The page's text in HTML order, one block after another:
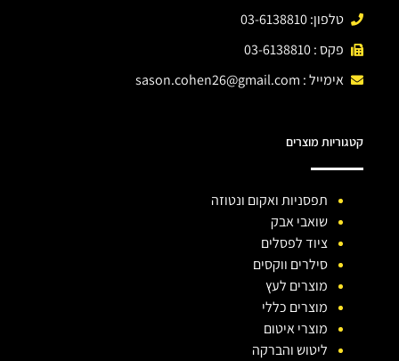
טלפון: 03-6138810
פקס : 03-6138810
אימייל : sason.cohen26@gmail.com
קטגוריות מוצרים
תפסניות ואקום ונטוזה
שואבי אבק
ציוד לפסלים
סילרים ווקסים
מוצרים לעץ
מוצרים כללי
מוצרי איטום
ליטוש והברקה